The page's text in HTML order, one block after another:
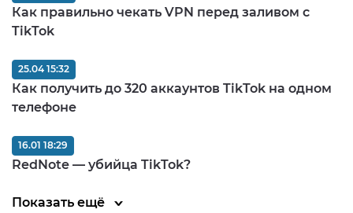
Как правильно чекать VPN перед заливом c
TikTok
Как получить до 320 аккаунтов TikTok на одном
телефоне
25.04 15:32
RedNote — убийца TikTok?
16.01 18:29
Показать ещё